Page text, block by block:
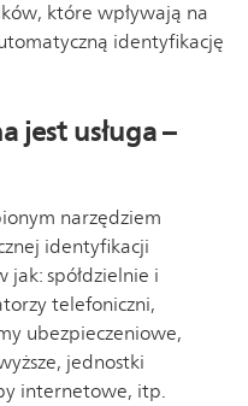
które wpływają na
identyfikację
jest usługa –
narzędziem
identyfikacji
jak: spółdzielnie i
telefoniczni,
ubezpieczeniowe,
jednostki
internetowe, itp.